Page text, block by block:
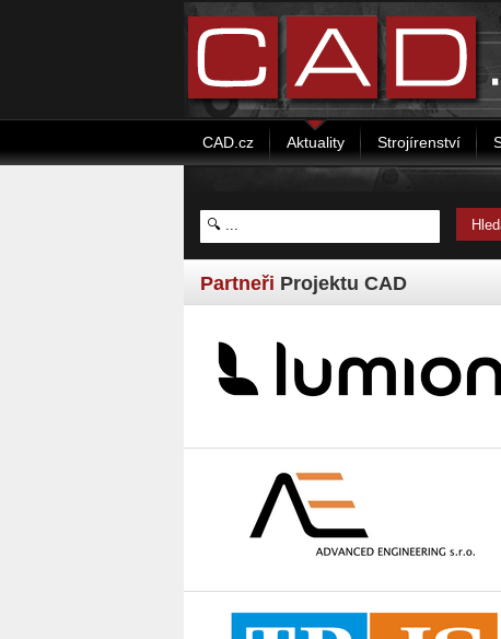
CAD.cz Aktuality Strojírenství
Partneři Projektu CAD